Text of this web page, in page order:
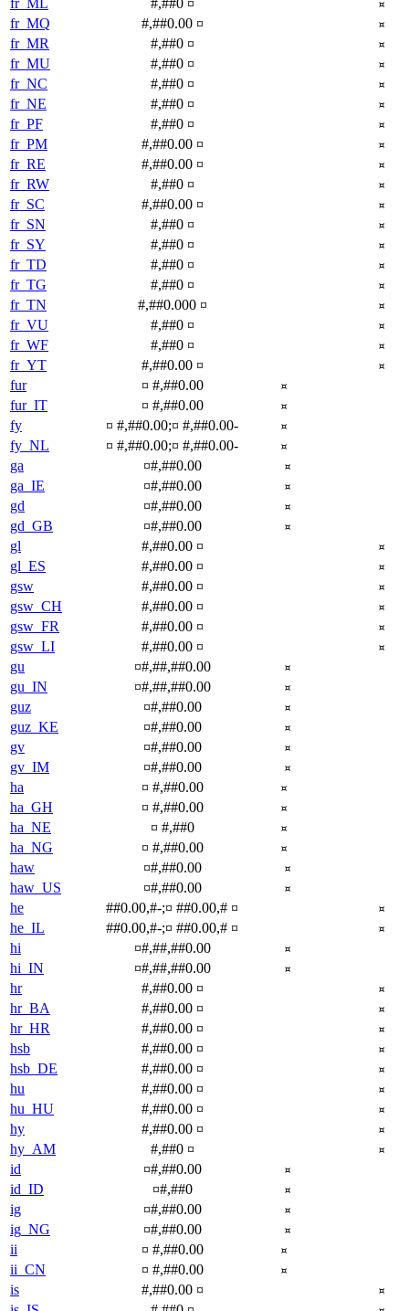
¤
fr_MQ #,##0.00 ¤ ¤
fr_MR #,##0 ¤ ¤
fr_MU #,##0 ¤ ¤
fr_NC #,##0 ¤ ¤
fr_NE #,##0 ¤ ¤
fr_PF #,##0 ¤ ¤
fr_PM #,##0.00 ¤ ¤
fr_RE #,##0.00 ¤ ¤
fr_RW #,##0 ¤ ¤
fr_SC #,##0.00 ¤ ¤
fr_SN #,##0 ¤ ¤
fr_SY #,##0 ¤ ¤
fr_TD #,##0 ¤ ¤
fr_TG #,##0 ¤ ¤
fr_TN #,##0.000 ¤ ¤
fr_VU #,##0 ¤ ¤
fr_WF #,##0 ¤ ¤
fr_YT #,##0.00 ¤ ¤
fur ¤ #,##0.00 ¤
fur_IT ¤ #,##0.00 ¤
fy ¤ #,##0.00;¤ #,##0.00- ¤
fy_NL ¤ #,##0.00;¤ #,##0.00- ¤
ga ¤#,##0.00 ¤
ga_IE ¤#,##0.00 ¤
gd ¤#,##0.00 ¤
gd_GB ¤#,##0.00 ¤
gl #,##0.00 ¤ ¤
gl_ES #,##0.00 ¤ ¤
gsw #,##0.00 ¤ ¤
gsw_CH #,##0.00 ¤ ¤
gsw_FR #,##0.00 ¤ ¤
gsw_LI #,##0.00 ¤ ¤
gu ¤#,##,##0.00 ¤
gu_IN ¤#,##,##0.00 ¤
guz ¤#,##0.00 ¤
guz_KE ¤#,##0.00 ¤
gv ¤#,##0.00 ¤
gv_IM ¤#,##0.00 ¤
ha ¤ #,##0.00 ¤
ha_GH ¤ #,##0.00 ¤
ha_NE ¤ #,##0 ¤
ha_NG ¤ #,##0.00 ¤
haw ¤#,##0.00 ¤
haw_US ¤#,##0.00 ¤
he ‏#,##0.00 ¤;‏-#,##0.00 ¤ ¤
he_IL ‏#,##0.00 ¤;‏-#,##0.00 ¤ ¤
hi ¤#,##,##0.00 ¤
hi_IN ¤#,##,##0.00 ¤
hr #,##0.00 ¤ ¤
hr_BA #,##0.00 ¤ ¤
hr_HR #,##0.00 ¤ ¤
hsb #,##0.00 ¤ ¤
hsb_DE #,##0.00 ¤ ¤
hu #,##0.00 ¤ ¤
hu_HU #,##0.00 ¤ ¤
hy #,##0.00 ¤ ¤
hy_AM #,##0 ¤ ¤
id ¤#,##0.00 ¤
id_ID ¤#,##0 ¤
ig ¤#,##0.00 ¤
ig_NG ¤#,##0.00 ¤
ii ¤ #,##0.00 ¤
ii_CN ¤ #,##0.00 ¤
is #,##0.00 ¤ ¤